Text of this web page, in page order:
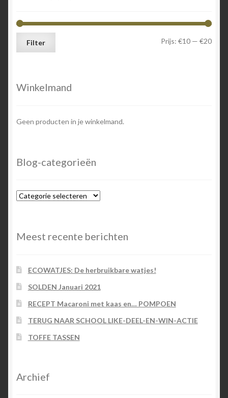
Min.
Max.
Filter Prijs: €10 — €20
Winkelmand
Geen producten in je winkelmand.
Blog-categorieën
Blog-
Meest recente berichten
ECOWATJES: De herbruikbare watjes!
SOLDEN Januari 2021
RECEPT Macaroni met kaas en… POMPOEN
TERUG NAAR SCHOOL LIKE-DEEL-EN-WIN-ACTIE
TOFFE TASSEN
Archief